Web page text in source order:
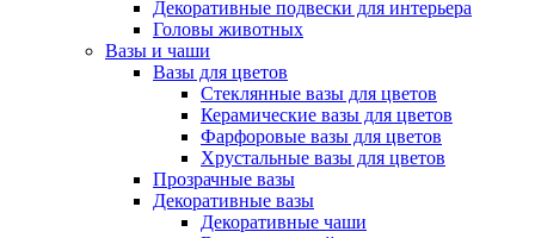
Декоративные подвески для интерьера
Головы животных
Вазы и чаши
Вазы для цветов
Стеклянные вазы для цветов
Керамические вазы для цветов
Фарфоровые вазы для цветов
Хрустальные вазы для цветов
Прозрачные вазы
Декоративные вазы
Декоративные чаши